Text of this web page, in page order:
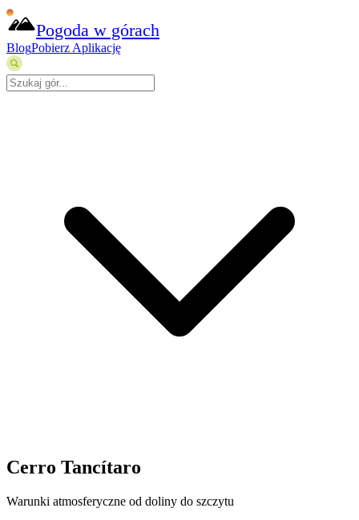
Pogoda w górach
BlogPobierz Aplikację
Cerro Tancítaro
Warunki atmosferyczne od doliny do szczytu